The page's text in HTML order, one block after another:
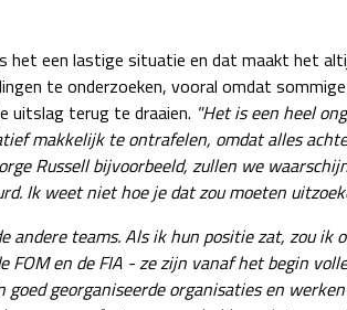
het een lastige situatie en dat maakt het
te onderzoeken, vooral omdat
uitslag terug te draaien. "Het is een heel
makkelijk te ontrafelen, omdat alles
Russell bijvoorbeeld, zullen we
Ik weet niet hoe je dat zou moeten
andere teams. Als ik hun positie zat, zou ik
FOM en de FIA - ze zijn vanaf het begin
goed georganiseerde organisaties en